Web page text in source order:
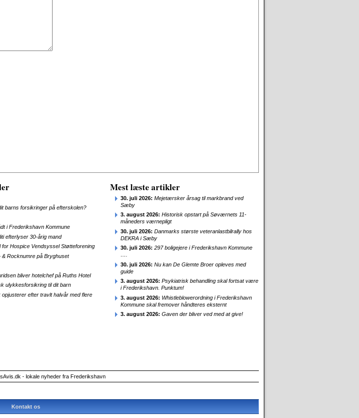
barns forsikringer på efterskolen?
i Frederikshavn Kommune
efterlyser 30-årig mand
for Hospice Vendsyssel Støtteforening
Rocknumre på Bryghuset
bliver hotelchef på Ruths Hotel
ulykkesforsikring til dit barn
efter travlt halvår med flere
Mest læste artikler
30. juli 2026: Mejetærsker årsag til markbrand ved
Sæby
3. august 2026: Historisk opstart på Søværnets 11-
måneders værnepligt
30. juli 2026: Danmarks største veteranlastbilrally hos
DEKRA i Sæby
30. juli 2026: 297 boligejere i Frederikshavn Kommune
….
30. juli 2026: Nu kan De Glemte Broer opleves med
guide
3. august 2026: Psykiatrisk behandling skal fortsat være
i Frederikshavn. Punktum!
3. august 2026: Whistleblowerordning i Frederikshavn
Kommune skal fremover håndteres eksternt
3. august 2026: Gaven der bliver ved med at give!
- lokale nyheder fra Frederikshavn
Kontakt os